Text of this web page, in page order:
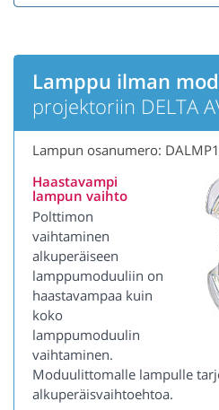
Lamppu ilman
projektoriin DELTA
Lampun osanumero:
Haastavampi
lampun vaihto
Polttimon
vaihtaminen
alkuperäiseen
lamppumoduuliin on
haastavampaa kuin
koko
lamppumoduulin
vaihtaminen.
Moduulittomalle lampulle
alkuperäisvaihtoehtoa.